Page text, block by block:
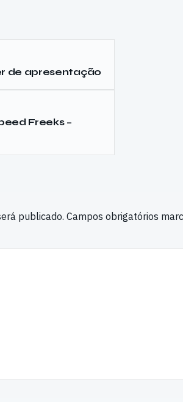
de apresentação
Freeks –
publicado. Campos obrigatórios